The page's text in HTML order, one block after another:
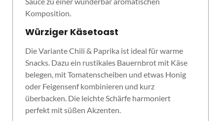
Komposition.
Würziger Käsetoast
Die Variante Chili & Paprika ist ideal für warme
Snacks. Dazu ein rustikales Bauernbrot mit Käse
belegen, mit Tomatenscheiben und etwas Honig
oder Feigensenf kombinieren und kurz
überbacken. Die leichte Schärfe harmoniert
perfekt mit süßen Akzenten.